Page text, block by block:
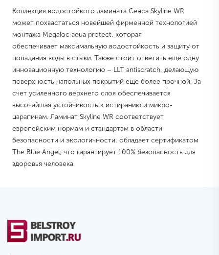
Коллекция водостойкого ламината Сенса Skyline WR
может похвастаться новейшей фирменной технологией
монтажа Megaloc aqua protect, которая
обеспечивает максимальную водостойкость и защиту от
попадания воды в стыки. Также стоит ответить еще одну
инновационную технологию – LLT antiscratch, делающую
поверхность напольных покрытий еще более прочной. За
счет усиленного верхнего слоя обеспечивается
высочайшая устойчивость к истиранию и микро-
царапинам. Ламинат Skyline WR соответствует
европейским нормам и стандартам в области
безопасности и экологичности, обладает сертификатом
The Blue Angel, что гарантирует 100% безопасность для
здоровья человека.